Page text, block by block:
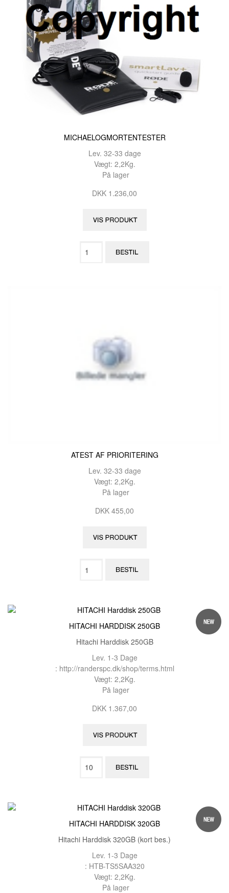
MICHAELOGMORTENTESTER
Lev. 32-33 dage
Vægt: 2,2Kg.
På lager
DKK 1.236,00
ATEST AF PRIORITERING
Lev. 32-33 dage
Vægt: 2,2Kg.
På lager
DKK 455,00
HITACHI HARDDISK 250GB
Hitachi Harddisk 250GB
Lev. 1-3 Dage
: http://randerspc.dk/shop/terms.html
Vægt: 2,2Kg.
På lager
DKK 1.367,00
HITACHI HARDDISK 320GB
Hitachi Harddisk 320GB (kort bes.)
Lev. 1-3 Dage
: HTB-TS5SAA320
Vægt: 2,2Kg.
På lager